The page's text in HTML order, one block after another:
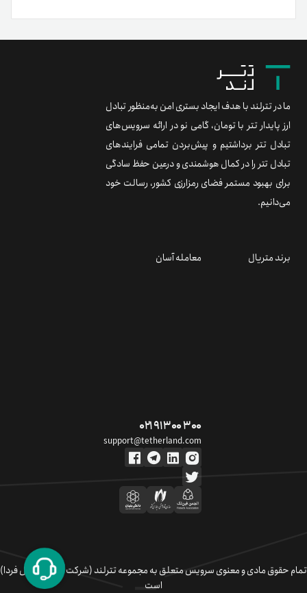
ما در تترلند با هدف ایجاد بستری امن به‌منظور تبادل
ارز پایدار تتر با تومان، گامی نو در ارائه سرویس‌های
تبادل تتر برداشتیم و پیش‌بردن تمامی فرایندهای
تبادل تتر را در کمال هوشمندی و درعین حفظ سادگی
برای بهبود مستمر فضای رمزارزی کشور، رسالت خود
می‌دانیم.
برند متریال معامله آسان
۰۲۱ ۹۱ ۳۰۰ ۳۰۰
support@tetherland.com
تمام حقوق مادی و معنوی سرویس متعلق به مجموعه تترلند (شرکت سکوی تبادل فردا)
است